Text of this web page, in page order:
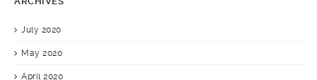
July 2020
May 2020
April 2020